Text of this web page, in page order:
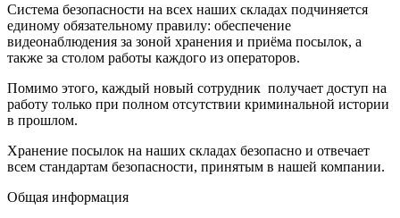
Система безопасности на всех наших складах подчиняется
единому обязательному правилу: обеспечение
видеонаблюдения за зоной хранения и приёма посылок, а
также за столом работы каждого из операторов.
Помимо этого, каждый новый сотрудник получает доступ на
работу только при полном отсутствии криминальной истории
в прошлом.
Хранение посылок на наших складах безопасно и отвечает
всем стандартам безопасности, принятым в нашей компании.
Общая информация